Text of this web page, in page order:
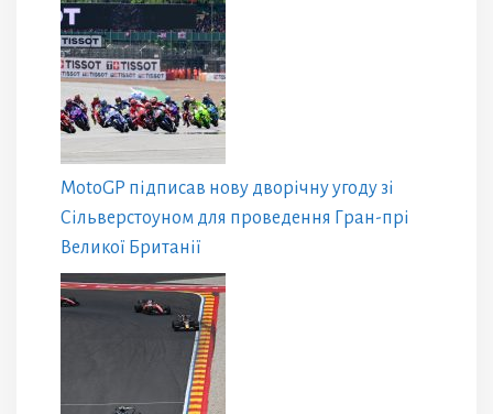
MotoGP підписав нову дворічну угоду зі
Сільверстоуном для проведення Гран-прі
Великої Британії